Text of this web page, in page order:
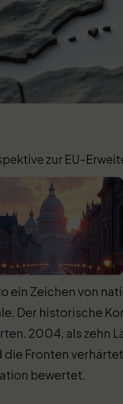
zur EU-
ein Zeichen von
Der historische
2004, als zehn
die Fronten
bewertet.